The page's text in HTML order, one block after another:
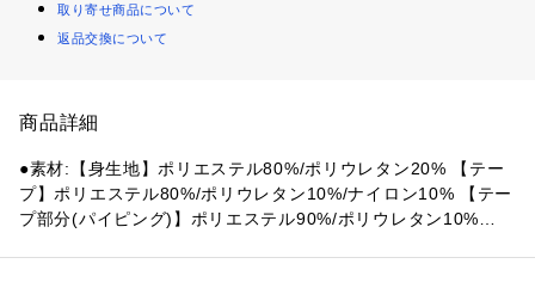
取り寄せ商品について
返品交換について
商品詳細
●素材:【身生地】ポリエステル80%/ポリウレタン20% 【テー
プ】ポリエステル80%/ポリウレタン10%/ナイロン10% 【テー
プ部分(パイピング)】ポリエステル90%/ポリウレタン10%